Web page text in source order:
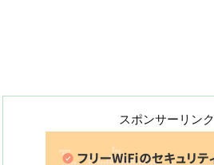
スポンサーリンク